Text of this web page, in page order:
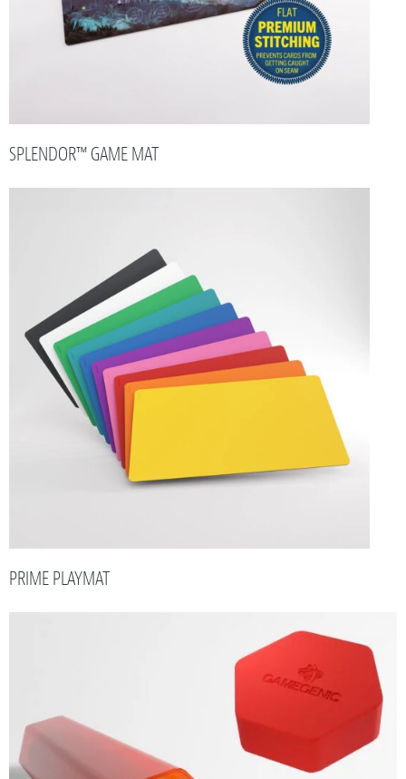
SPLENDOR™ GAME MAT
PRIME PLAYMAT